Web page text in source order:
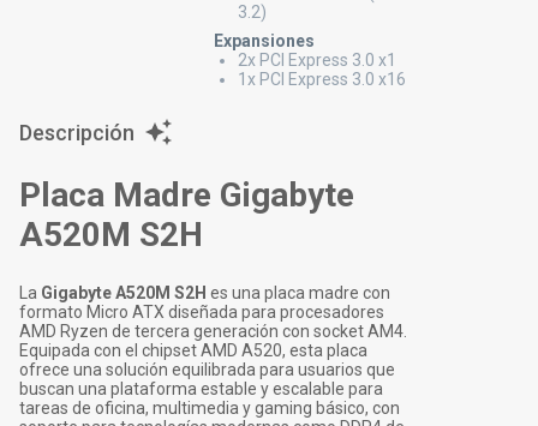
3.2)
Expansiones
2x PCI Express 3.0 x1
1x PCI Express 3.0 x16
Descripción
Placa Madre Gigabyte
A520M S2H
La Gigabyte A520M S2H es una placa madre con
formato Micro ATX diseñada para procesadores
AMD Ryzen de tercera generación con socket AM4.
Equipada con el chipset AMD A520, esta placa
ofrece una solución equilibrada para usuarios que
buscan una plataforma estable y escalable para
tareas de oficina, multimedia y gaming básico, con